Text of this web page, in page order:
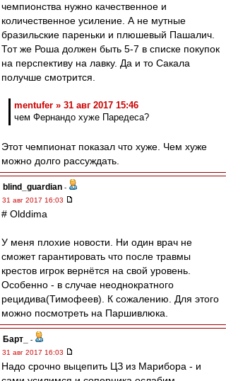
чемпионства нужно качественное и
количественное усиление. А не мутные
бразильские пареньки и плюшевый Пашалич.
Тот же Роша должен быть 5-7 в списке покупок
на перспективу на лавку. Да и то Сакала
получше смотрится.
mentufer » 31 авг 2017 15:46
чем Фернандо хуже Паредеса?
Этот чемпионат показал что хуже. Чем хуже
можно долго рассуждать.
blind_guardian -
31 авг 2017 16:03
# Olddima
У меня плохие новости. Ни один врач не
сможет гарантировать что после травмы
крестов игрок вернётся на свой уровень.
Особенно - в случае неоднократного
рецидива(Тимофеев). К сожалению. Для этого
можно посмотреть на Паршивлюка.
Барт_
-
31 авг 2017 16:03
Надо срочно выцепить ЦЗ из Марибора - и